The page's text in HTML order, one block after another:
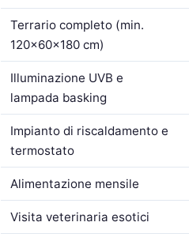
Terrario completo (min.
120x60x180 cm)
Illuminazione UVB e
lampada basking
Impianto di riscaldamento e
termostato
Alimentazione mensile
Visita veterinaria esotici